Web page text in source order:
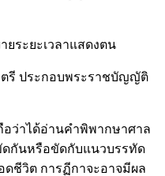
ระยะเวลาแสดงตน
รี ประกอบพระราชบัญญัติ
ว่าได้อ่านคำพิพากษาศาล
ดกันหรือขัดกับแนวบรรทัด
ชีวิต การฏีกาจะอาจมีผล